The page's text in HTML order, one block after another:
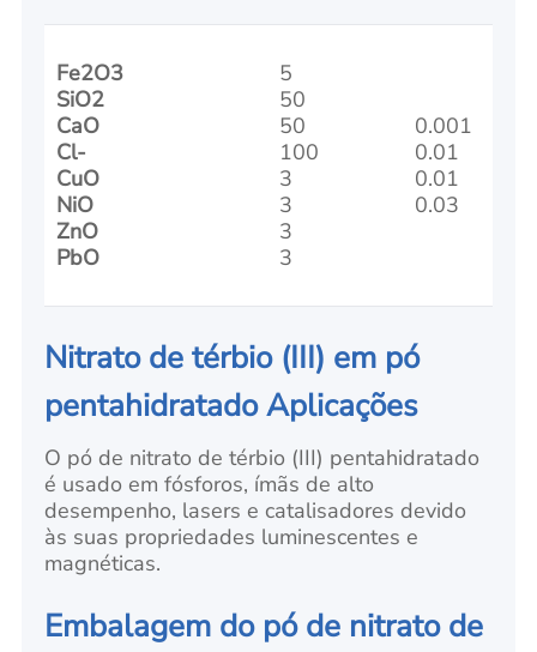
Fe2O3
SiO2
CaO
Cl-
CuO
NiO
ZnO
PbO
5
50
50
100
3
3
3
3
0.001
0.01
0.01
0.03
Nitrato de térbio (III) em pó
pentahidratado Aplicações
O pó de nitrato de térbio (III) pentahidratado
é usado em fósforos, ímãs de alto
desempenho, lasers e catalisadores devido
às suas propriedades luminescentes e
magnéticas.
Embalagem do pó de nitrato de